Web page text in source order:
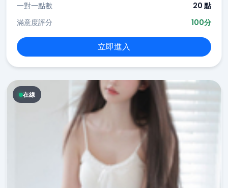
一對一點數
20 點
滿意度評分
100分
立即進入
在線